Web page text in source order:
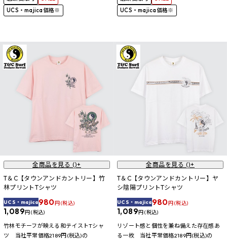
UCS・majica価格※
UCS・majica価格※
全商品を見る ()+
T＆C【タウンアンドカントリー】竹
林プリントTシャツ
UCS・majica980円 (税込)
1,089円 (税込)
竹林モチーフが映える和テイストTシャ
ツ 当社平常価格2189円(税込)の
全商品を見る ()+
T＆C【タウンアンドカントリー】ヤ
シ陰陽プリントTシャツ
UCS・majica980円 (税込)
1,089円 (税込)
リゾート感と個性を兼ね備えた存在感あ
る一枚 当社平常価格2189円(税込)の